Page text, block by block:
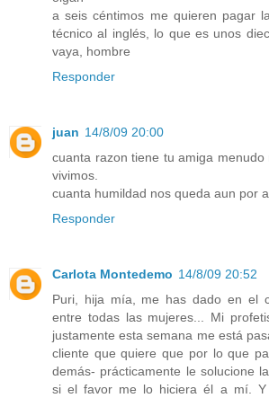
a seis céntimos me quieren pagar
técnico al inglés, lo que es unos
vaya, hombre
Responder
juan 14/8/09 20:00
cuanta razon tiene tu amiga
vivimos.
cuanta humildad nos queda aun por
Responder
Carlota Montedemo 14/8/09 20:52
Puri, hija mía, me has dado en el
entre todas las mujeres... Mi
justamente esta semana me está
cliente que quiere que por lo que
demás- prácticamente le solucione
si el favor me lo hiciera él a mí. Y